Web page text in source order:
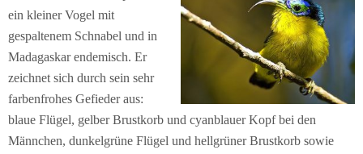
ein kleiner Vogel mit
gespaltenem Schnabel und in
Madagaskar endemisch. Er
zeichnet sich durch sein sehr
farbenfrohes Gefieder aus:
blaue Flügel, gelber Brustkorb und cyanblauer Kopf bei den
Männchen, dunkelgrüne Flügel und hellgrüner Brustkorb sowie